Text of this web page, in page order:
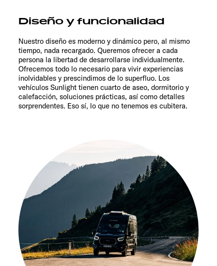
Diseño y funcionalidad
Nuestro diseño es moderno y dinámico pero, al mismo
tiempo, nada recargado. Queremos ofrecer a cada
persona la libertad de desarrollarse individualmente.
Ofrecemos todo lo necesario para vivir experiencias
inolvidables y prescindimos de lo superfluo. Los
vehículos Sunlight tienen cuarto de aseo, dormitorio y
calefacción, soluciones prácticas, así como detalles
sorprendentes. Eso sí, lo que no tenemos es cubitera.